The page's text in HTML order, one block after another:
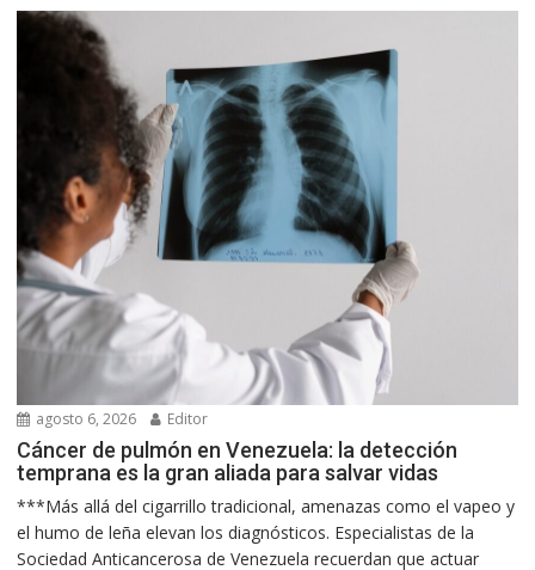
agosto 6, 2026 Editor
Cáncer de pulmón en Venezuela: la detección
temprana es la gran aliada para salvar vidas
***Más allá del cigarrillo tradicional, amenazas como el vapeo y
el humo de leña elevan los diagnósticos. Especialistas de la
Sociedad Anticancerosa de Venezuela recuerdan que actuar